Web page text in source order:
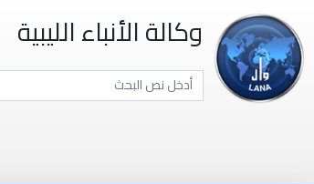
وكالة الأنباء الليبية